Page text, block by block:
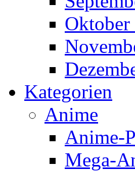
Oktober
Kategorien
Anime
Anime-
Mega-